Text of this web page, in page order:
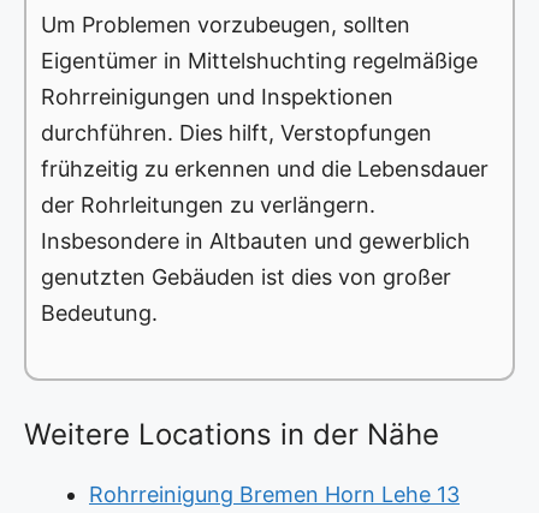
Um Problemen vorzubeugen, sollten
Eigentümer in Mittelshuchting regelmäßige
Rohrreinigungen und Inspektionen
durchführen. Dies hilft, Verstopfungen
frühzeitig zu erkennen und die Lebensdauer
der Rohrleitungen zu verlängern.
Insbesondere in Altbauten und gewerblich
genutzten Gebäuden ist dies von großer
Bedeutung.
Weitere Locations in der Nähe
Rohrreinigung Bremen Horn Lehe 13